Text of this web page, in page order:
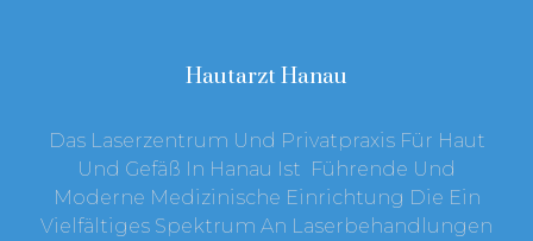
Hautarzt Hanau
Das Laserzentrum Und Privatpraxis Für Haut
Und Gefäß In Hanau Ist Führende Und
Moderne Medizinische Einrichtung Die Ein
Vielfältiges Spektrum An Laserbehandlungen